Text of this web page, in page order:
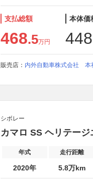
支払総額
468.5万円
本体価
448
販売店： 内外自動車株式会社 本
シボレー
カマロ SS ヘリテー
年式 走行距離
2020年 5.8万km